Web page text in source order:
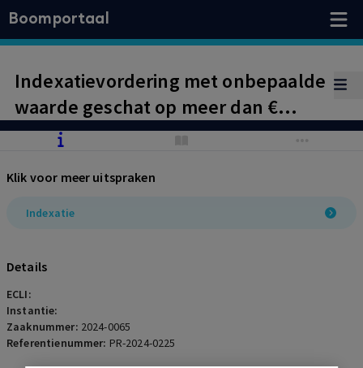
Boomportaal
Indexatievordering met onbepaalde
waarde geschat op meer dan €
25.000 ontvankelijk bij Commissie
Klik voor meer uitspraken
Indexatie
Details
ECLI:
Instantie:
Zaaknummer: 2024-0065
Referentienummer: PR-2024-0225